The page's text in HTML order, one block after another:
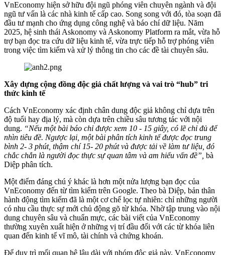
VnEconomy hiện sở hữu đội ngũ phóng viên chuyên ngành và đội
ngũ tư vấn là các nhà kinh tế cấp cao. Song song với đó, tòa soạn đã
đầu tư mạnh cho ứng dụng công nghệ và báo chí dữ liệu. Năm
2025, hệ sinh thái Askonomy và Askonomy Platform ra mắt, vừa hỗ
trợ bạn đọc tra cứu dữ liệu kinh tế, vừa trực tiếp hỗ trợ phóng viên
trong việc tìm kiếm và xử lý thông tin cho các đề tài chuyên sâu.
Xây dựng cộng đồng độc giả chất lượng và vai trò “hub” tri
thức kinh tế
Cách VnEconomy xác định chân dung độc giả không chỉ dựa trên
độ tuổi hay địa lý, mà còn dựa trên chiều sâu tương tác với nội
dung. “Nếu một bài báo chỉ được xem 10 - 15 giây, có lẽ chỉ đủ để
nhìn tiêu đề. Ngược lại, một bài phân tích kinh tế được đọc trung
bình 2- 3 phút, thậm chí 15- 20 phút và được tải về làm tư liệu, đó
chắc chắn là người đọc thực sự quan tâm và am hiểu vấn đề”, bà
Diệp phân tích.
Một điểm đáng chú ý khác là hơn một nửa lượng bạn đọc của
VnEconomy đến từ tìm kiếm trên Google. Theo bà Diệp, bản thân
hành động tìm kiếm đã là một cơ chế lọc tự nhiên: chỉ những người
có nhu cầu thực sự mới chủ động gõ từ khóa. Nhờ tập trung vào nội
dung chuyên sâu và chuẩn mực, các bài viết của VnEconomy
thường xuyên xuất hiện ở những vị trí đầu đối với các từ khóa liên
quan đến kinh tế vĩ mô, tài chính và chứng khoán.
Để duy trì mối quan hệ lâu dài với nhóm độc giả này, VnEconomy